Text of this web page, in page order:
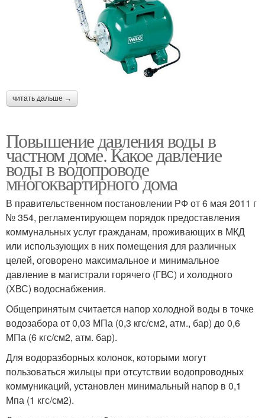
читать дальше →
Повышение давления воды в
частном доме. Какое давление
воды в водопроводе
многоквартирного дома
В правительственном постановлении РФ от 6 мая 2011 г
№ 354, регламентирующем порядок предоставления
коммунальных услуг гражданам, проживающих в МКД
или использующих в них помещения для различных
целей, оговорено максимальное и минимальное
давление в магистрали горячего (ГВС) и холодного
(ХВС) водоснабжения.
Общепринятым считается напор холодной воды в точке
водозабора от 0,03 МПа (0,3 кгс/см2, атм., бар) до 0,6
МПа (6 кгс/см2, атм. бар).
Для водоразборных колонок, которыми могут
пользоваться жильцы при отсутствии водопроводных
коммуникаций, установлен минимальный напор в 0,1
Мпа (1 кгс/см2).